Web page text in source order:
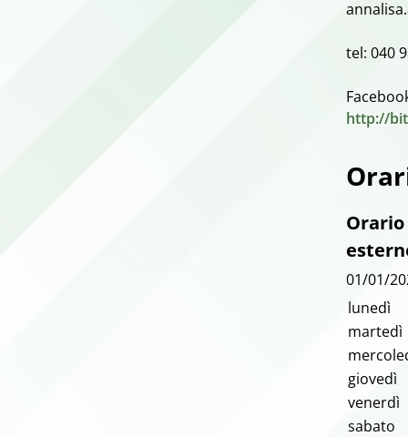
tel: 040
http://
01/01/
lunedì
martedì
giovedì
venerdì
sabato